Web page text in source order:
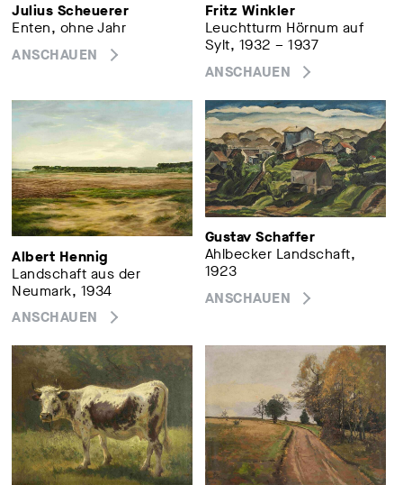
Julius Scheuerer
Enten, ohne Jahr
ANSCHAUEN
Fritz Winkler
Leuchtturm Hörnum auf
Sylt, 1932 – 1937
ANSCHAUEN
Albert Hennig
Landschaft aus der
Neumark, 1934
ANSCHAUEN
Gustav Schaffer
Ahlbecker Landschaft,
1923
ANSCHAUEN